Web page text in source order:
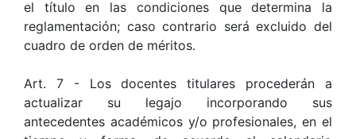
el título en las condiciones que determina la
reglamentación; caso contrario será excluido del
cuadro de orden de méritos.
Art. 7 - Los docentes titulares procederán a
actualizar su legajo incorporando sus
antecedentes académicos y/o profesionales, en el